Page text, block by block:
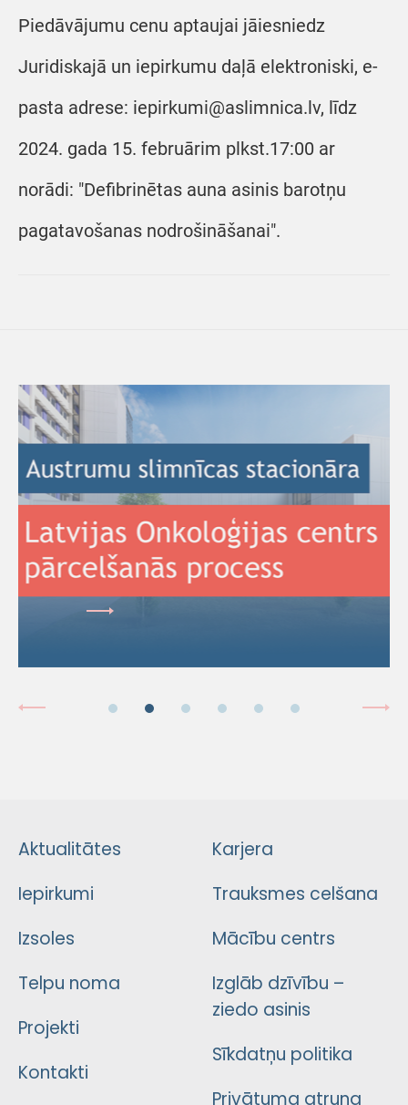
Piedāvājumu cenu aptaujai jāiesniedz
Juridiskajā un iepirkumu daļā elektroniski, e-
pasta adrese: iepirkumi@aslimnica.lv, līdz
2024. gada 15. februārim plkst.17:00 ar
norādi: "Defibrinētas auna asinis barotņu
pagatavošanas nodrošināšanai".
Aktualitātes
Iepirkumi
Izsoles
Telpu noma
Projekti
Kontakti
Karjera
Trauksmes celšana
Mācību centrs
Izglāb dzīvību –
ziedo asinis
Sīkdatņu politika
Privātuma atruna